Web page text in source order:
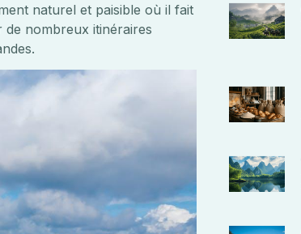
naturel et paisible où il fait
de nombreux itinéraires